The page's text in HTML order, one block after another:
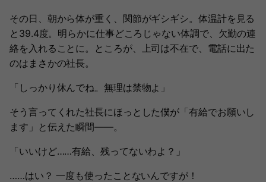
その日、朝から体が重く、関節がギシギシ。体温計を見る
と39.4度。明らかに仕事どころじゃない体調で、欠勤の連
絡を入れることに。ところが、上司は不在で、電話に出た
のはまさかの社長。
「しっかり休んでね。無理は禁物よ」
そう言ってくれた社長にほっとした僕が「有給でお願いし
ます」と伝えた瞬間――。
「いいけど……有給、残ってないわよ？」
……はい？ 一度も使ったことないんですが！